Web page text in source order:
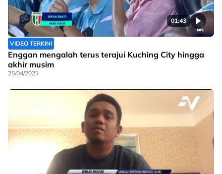
01:43
VIDEO TERKINI
Enggan mengalah terus terajui Kuching City hingga
akhir musim
25/04/2023